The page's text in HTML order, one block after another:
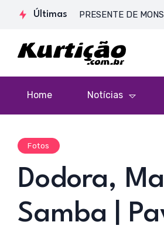
Últimas
DE CORPO PRESENTE DE
Home Notícias
Fotos
Dodora,
Samba |